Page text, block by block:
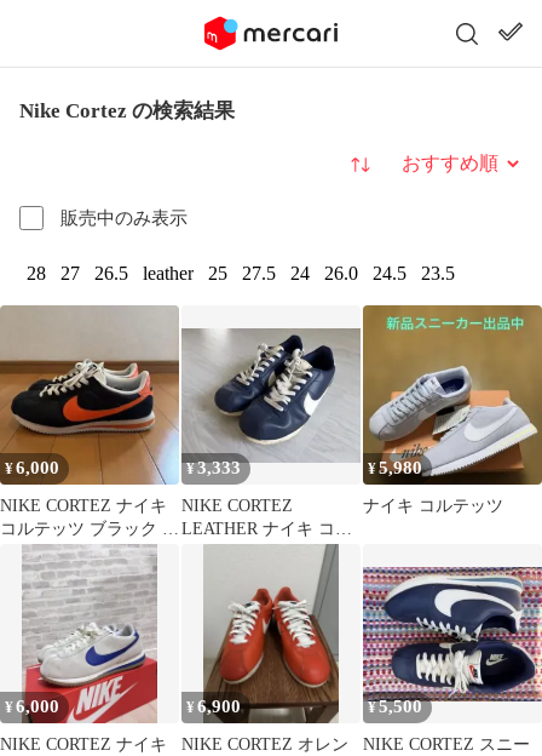
Nike Cortez の検索結果
販売中のみ表示
並び替え
28 27 26.5 leather 25 27.5 24 26.0 24.5 23.5
¥6,000
NIKE CORTEZ ナイキ
コルテッツ ブラック オ
レンジ
¥3,333
⁠NIKE CORTEZ
LEATHER ナイキ コル
テッツ レザー 28cm
¥5,980
ナイキ コルテッツ
¥6,000
NIKE CORTEZ ナイキ
¥6,900
NIKE CORTEZ オレン
¥5,500
NIKE CORTEZ スニー